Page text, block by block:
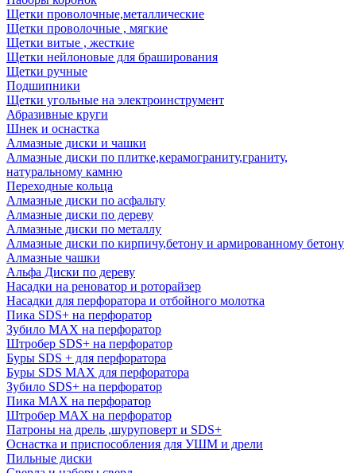
Щетки проволочные,металлические
Щетки проволочные , мягкие
Щетки витые , жесткие
Щетки нейлоновые для браширования
Щетки ручные
Подшипники
Щетки угольные на электроинструмент
Абразивные круги
Шнек и оснастка
Алмазные диски и чашки
Алмазные диски по плитке,керамограниту,граниту,
натуральному камню
Переходные кольца
Алмазные диски по асфальту
Алмазные диски по дереву
Алмазные диски по металлу
Алмазные диски по кирпичу,бетону и армированному бетону
Алмазные чашки
Альфа Диски по дереву
Насадки на реноватор и роторайзер
Насадки для перфоратора и отбойного молотка
Пика SDS+ на перфоратор
Зубило MAX на перфоратор
Штробер SDS+ на перфоратор
Буры SDS + для перфоратора
Буры SDS MAX для перфоратора
Зубило SDS+ на перфоратор
Пика MAX на перфоратор
Штробер MAX на перфоратор
Патроны на дрель ,шуруповерт и SDS+
Оснастка и приспособления для УШМ и дрели
Пильные диски